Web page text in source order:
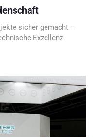
sicher gemacht –
Exzellenz